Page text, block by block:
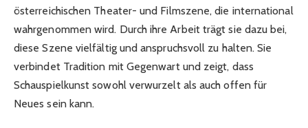
österreichischen Theater- und Filmszene, die international
wahrgenommen wird. Durch ihre Arbeit trägt sie dazu bei,
diese Szene vielfältig und anspruchsvoll zu halten. Sie
verbindet Tradition mit Gegenwart und zeigt, dass
Schauspielkunst sowohl verwurzelt als auch offen für
Neues sein kann.